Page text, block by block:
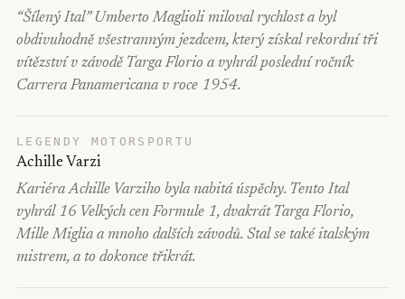
“Šílený Ital” Umberto Maglioli miloval rychlost a byl
obdivuhodně všestranným jezdcem, který získal rekordní tři
vítězství v závodě Targa Florio a vyhrál poslední ročník
Carrera Panamericana v roce 1954.
LEGENDY MOTORSPORTU
Achille Varzi
Kariéra Achille Varziho byla nabitá úspěchy. Tento Ital
vyhrál 16 Velkých cen Formule 1, dvakrát Targa Florio,
Mille Miglia a mnoho dalších závodů. Stal se také italským
mistrem, a to dokonce třikrát.